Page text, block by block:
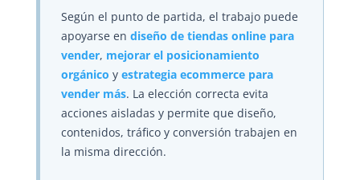
Según el punto de partida, el trabajo puede
apoyarse en diseño de tiendas online para
vender, mejorar el posicionamiento
orgánico y estrategia ecommerce para
vender más. La elección correcta evita
acciones aisladas y permite que diseño,
contenidos, tráfico y conversión trabajen en
la misma dirección.